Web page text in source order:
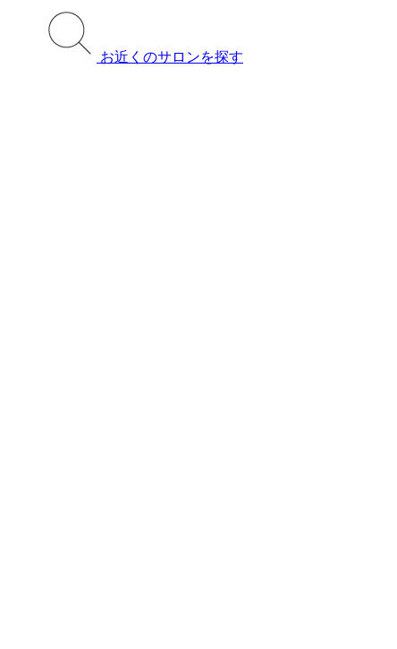
お近くのサロンを探す